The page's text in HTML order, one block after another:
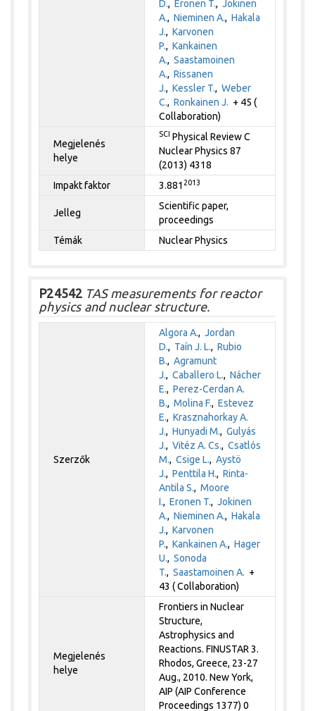
D.,Eronen T.,Jokinen
A.,Nieminen A.,Hakala
J.,Karvonen
P.,Kankainen
A.,Saastamoinen
A.,Rissanen
J.,Kessler T.,Weber
C.,Ronkainen J. + 45 (
Collaboration)
Megjelenés
helye
SCI Physical Review C
Nuclear Physics 87
(2013) 4318
Impakt faktor
3.881 2013
Jelleg
Scientific paper,
proceedings
Témák
Nuclear Physics
P24542 TAS measurements for reactor
physics and nuclear structure.
Szerzők
Algora A.,Jordan
D., Taín J. L.,Rubio
B.,Agramunt
J.,Caballero L.,Nácher
E.,Perez-Cerdan A.
B.,Molina F.,Estevez
E.,Krasznahorkay A.
J.,Hunyadi M.,Gulyás
J.,Vitéz A. Cs.,Csatlós
M.,Csige L.,Aystö
J.,Penttila H.,Rinta-
Antila S.,Moore
I.,Eronen T.,Jokinen
A.,Nieminen A.,Hakala
J.,Karvonen
P.,Kankainen A.,Hager
U.,Sonoda
T.,Saastamoinen A. +
43 ( Collaboration)
Megjelenés
helye
Frontiers in Nuclear
Structure,
Astrophysics and
Reactions. FINUSTAR 3.
Rhodos, Greece, 23-27
Aug., 2010. New York,
AIP (AIP Conference
Proceedings 1377) 0